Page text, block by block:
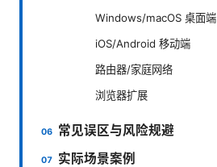
Windows/macOS 桌面端
iOS/Android 移动端
路由器/家庭网络
浏览器扩展
常见误区与风险规避
实际场景案例